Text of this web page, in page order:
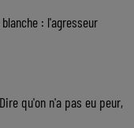
: l'agresseur
qu'on n'a pas eu peur,